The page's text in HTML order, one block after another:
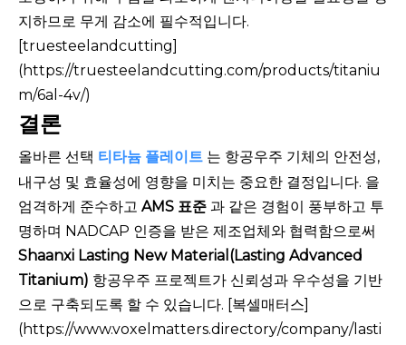
지하므로 무게 감소에 필수적입니다.
[truesteelandcutting]
(https://truesteelandcutting.com/products/titaniu
m/6al-4v/)
결론
올바른 선택 티타늄 플레이트 는 항공우주 기체의 안전성,
내구성 및 효율성에 영향을 미치는 중요한 결정입니다. 을
엄격하게 준수하고 AMS 표준 과 같은 경험이 풍부하고 투
명하며 NADCAP 인증을 받은 제조업체와 협력함으로써
Shaanxi Lasting New Material(Lasting Advanced
Titanium) 항공우주 프로젝트가 신뢰성과 우수성을 기반
으로 구축되도록 할 수 있습니다. [복셀매터스]
(https://www.voxelmatters.directory/company/lasti